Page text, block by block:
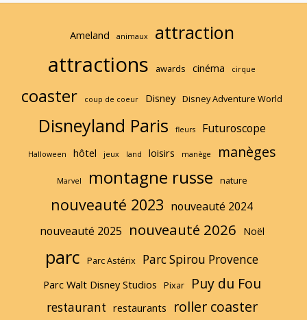
Ameland animaux attraction
attractions awards cinéma cirque
coaster coup de coeur Disney Disney Adventure World
Disneyland Paris fleurs Futuroscope
Halloween hôtel jeux land loisirs manège manèges
Marvel montagne russe nature
nouveauté 2023 nouveauté 2024
nouveauté 2025 nouveauté 2026 Noël
parc Parc Astérix Parc Spirou Provence
Parc Walt Disney Studios Pixar Puy du Fou
restaurant restaurants roller coaster